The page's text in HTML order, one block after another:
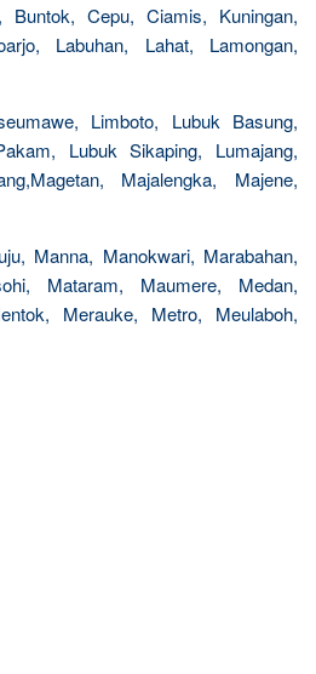
Buntok, Cepu, Ciamis, Kuningan,
Labuhan, Lahat, Lamongan,
Limboto, Lubuk Basung,
Lubuk Sikaping, Lumajang,
Majalengka, Majene,
Manna, Manokwari, Marabahan,
Mataram, Maumere, Medan,
Merauke, Metro, Meulaboh,